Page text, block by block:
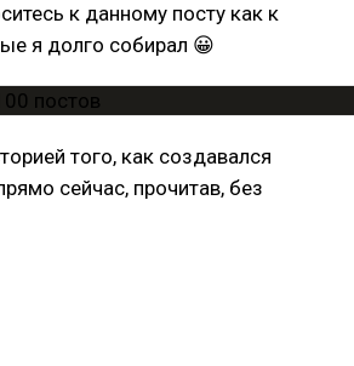
к данному посту как к
я долго собирал 😀
того, как создавался
сейчас, прочитав, без